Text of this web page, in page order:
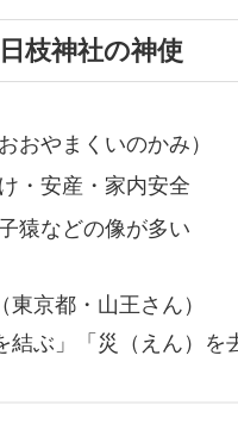
枝神社の神使
おやまくいのかみ）
・安産・家内安全
猿などの像が多い
京都・山王さん）
ぶ」「災（えん）を